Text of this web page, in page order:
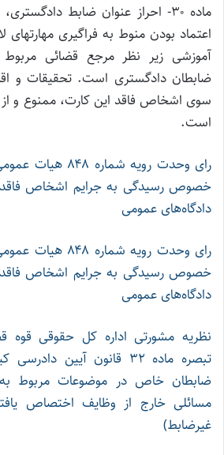
ماده ۳۰- احراز عنوان ضابط
اعتماد بودن منوط به فراگیری مهارتهای
آموزشی زیر نظر مرجع قضائی
ضابطان دادگستری است. تحقیقات و
سوی اشخاص فاقد این کارت، ممنوع و از
است.
رای وحدت رویه
خصوص رسیدگی به جرایم اشخاص فاقد
دادگاه‌های عمومی
رای وحدت رویه
خصوص رسیدگی به جرایم اشخاص فاقد
دادگاه‌های عمومی
نظریه مشورتی اداره کل حقوقی قوه
تبصره ماده ۳۲ قانون آیین
ضابطان خاص در موضوعات مربوط
مسائلی خارج از وظایف اختصاص
غیرضابط)